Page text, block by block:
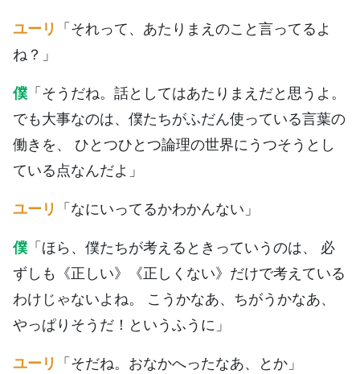
ユーリ 「それって、あたりまえのこと言ってるよ
ね？」
僕 「そうだね。話としてはあたりまえだと思うよ。
でも大事なのは、僕たちがふだん使っている言葉の
働きを、 ひとつひとつ論理の世界にうつそうとし
ている点なんだよ」
ユーリ 「なにいってるかわかんない」
僕 「ほら、僕たちが考えるときっていうのは、 必
ずしも《正しい》《正しくない》だけで考えている
わけじゃないよね。 こうかなあ、ちがうかなあ、
やっぱりそうだ！というふうに」
ユーリ 「そだね。おなかへったなあ、とか」